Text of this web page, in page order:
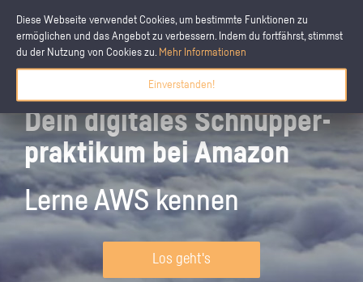
Diese Webseite verwendet Cookies, um bestimmte Funktionen zu
ermöglichen und das Angebot zu verbessern. Indem du fortfährst, stimmst
du der Nutzung von Cookies zu. Mehr Informationen
Einverstanden!
Dein digitales Schnupper­
praktikum bei Amazon
Lerne AWS kennen
Los geht's